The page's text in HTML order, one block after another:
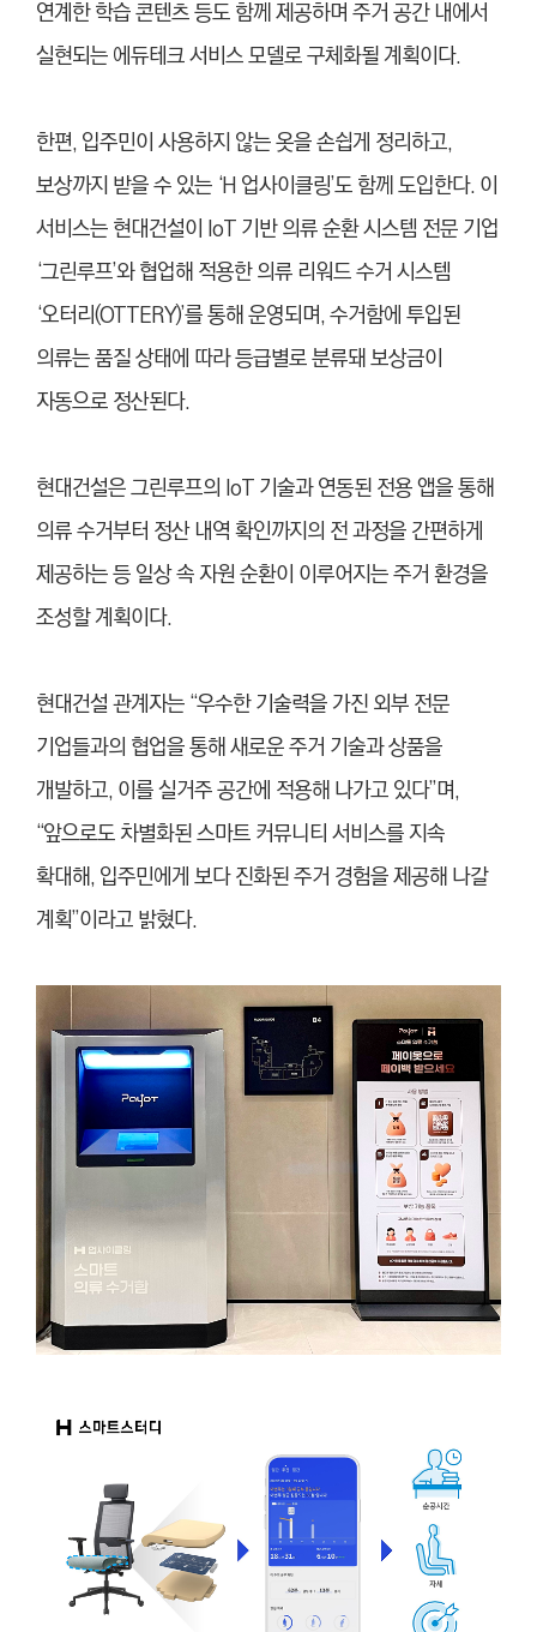
연계한 학습 콘텐츠 등도 함께 제공하며 주거 공간 내에서
실현되는 에듀테크 서비스 모델로 구체화될 계획이다.
한편, 입주민이 사용하지 않는 옷을 손쉽게 정리하고,
보상까지 받을 수 있는 ‘H 업사이클링’도 함께 도입한다. 이
서비스는 현대건설이 IoT 기반 의류 순환 시스템 전문 기업
‘그린루프’와 협업해 적용한 의류 리워드 수거 시스템
‘오터리(OTTERY)’를 통해 운영되며, 수거함에 투입된
의류는 품질 상태에 따라 등급별로 분류돼 보상금이
자동으로 정산된다.
현대건설은 그린루프의 IoT 기술과 연동된 전용 앱을 통해
의류 수거부터 정산 내역 확인까지의 전 과정을 간편하게
제공하는 등 일상 속 자원 순환이 이루어지는 주거 환경을
조성할 계획이다.
현대건설 관계자는 “우수한 기술력을 가진 외부 전문
기업들과의 협업을 통해 새로운 주거 기술과 상품을
개발하고, 이를 실거주 공간에 적용해 나가고 있다”며,
“앞으로도 차별화된 스마트 커뮤니티 서비스를 지속
확대해, 입주민에게 보다 진화된 주거 경험을 제공해 나갈
계획”이라고 밝혔다.